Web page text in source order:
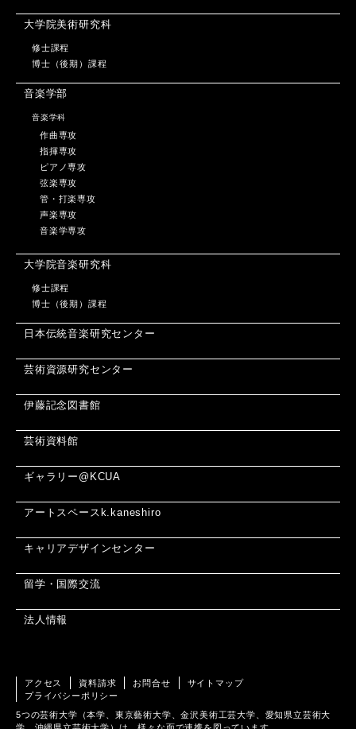
大学院美術研究科
修士課程
博士（後期）課程
音楽学部
音楽学科
作曲専攻
指揮専攻
ピアノ専攻
弦楽専攻
管・打楽専攻
声楽専攻
音楽学専攻
大学院音楽研究科
修士課程
博士（後期）課程
日本伝統音楽研究センター
芸術資源研究センター
伊藤記念図書館
芸術資料館
ギャラリー@KCUA
アートスペースk.kaneshiro
キャリアデザインセンター
留学・国際交流
法人情報
アクセス 資料請求 お問合せ
サイトマップ
プライバシーポリシー
5つの芸術大学（本学、東京藝術大学、金沢美術工芸大学、愛知県立芸術大